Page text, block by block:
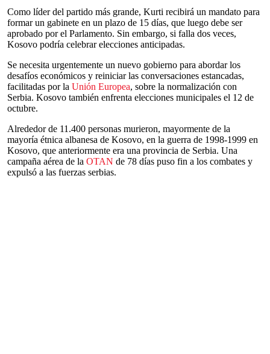
Como líder del partido más grande, Kurti recibirá un mandato para
formar un gabinete en un plazo de 15 días, que luego debe ser
aprobado por el Parlamento. Sin embargo, si falla dos veces,
Kosovo podría celebrar elecciones anticipadas.
Se necesita urgentemente un nuevo gobierno para abordar los
desafíos económicos y reiniciar las conversaciones estancadas,
facilitadas por la Unión Europea, sobre la normalización con
Serbia. Kosovo también enfrenta elecciones municipales el 12 de
octubre.
Alrededor de 11.400 personas murieron, mayormente de la
mayoría étnica albanesa de Kosovo, en la guerra de 1998-1999 en
Kosovo, que anteriormente era una provincia de Serbia. Una
campaña aérea de la OTAN de 78 días puso fin a los combates y
expulsó a las fuerzas serbias.